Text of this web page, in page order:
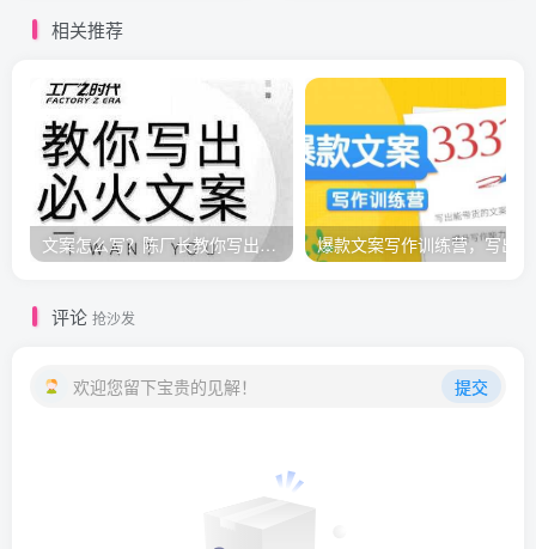
相关推荐
文案怎么写？陈厂长教你写出必火文案，传统文案vs抖音文案
评论 抢沙发
欢迎您留下宝贵的见解！ 提交